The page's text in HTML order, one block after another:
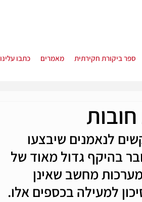
ספר ביקורת חקירתית מאמרים כתבו עלינו
לנאמנים שיבצעו
בהיקף גדול מאוד של
מחשב שאינן
למעילה בכספים אלו.